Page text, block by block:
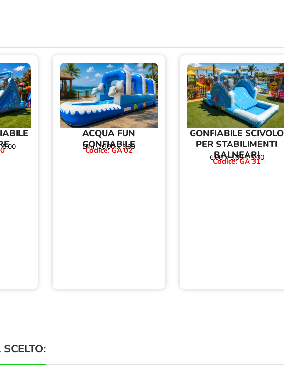
5,00
ACQUA FUN
GONFIABILE
Dim: 10,00 x 3,00
Codice: GA 02
GONFIABILE SCIVOLO
PER STABILIMENTI
BALNEARI
6,00 x 3,00 h 3,00
Codice: GA 31